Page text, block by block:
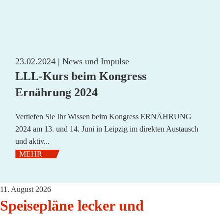
23.02.2024 |News und Impulse
LLL-Kurs beim Kongress
Ernährung 2024
Vertiefen Sie Ihr Wissen beim Kongress ERNÄHRUNG
2024 am 13. und 14. Juni in Leipzig im direkten Austausch
und aktiv...
MEHR
11. August 2026
Speisepläne lecker und